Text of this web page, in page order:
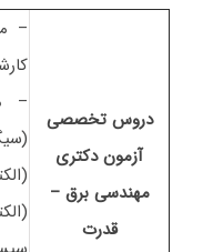
دروس تخصصی
آزمون دکتری
ﻣﻬﻨﺪسی ﺑﺮق –
ﻗﺪرت
–